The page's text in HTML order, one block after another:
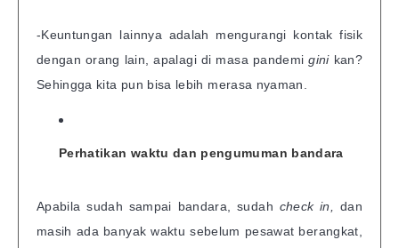
-Keuntungan lainnya adalah mengurangi kontak fisik
dengan orang lain, apalagi di masa pandemigini kan?
Sehingga kita pun bisa lebih merasa nyaman.
Perhatikan waktu dan pengumuman bandara
Apabila sudah sampai bandara, sudah check in,
dan
masih ada banyak waktu sebelum pesawat berangkat,